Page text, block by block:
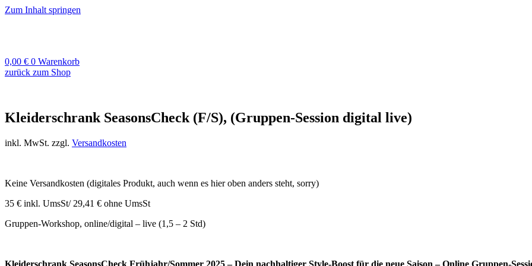
Zum Inhalt springen
0,00 € 0 Warenkorb
zurück zum Shop
Kleiderschrank SeasonsCheck (F/S), (Gruppen-Session digital live)
inkl. MwSt. zzgl. Versandkosten
Keine Versandkosten (digitales Produkt, auch wenn es hier oben anders steht, sorry)
35 € inkl. UmsSt/ 29,41 € ohne UmsSt
Gruppen-Workshop, online/digital – live (1,5 – 2 Std)
Kleiderschrank SeasonsCheck Frühjahr/Sommer 2025 – Dein nachhaltiger Style-Boost für die neue Saison – Online Gruppen-